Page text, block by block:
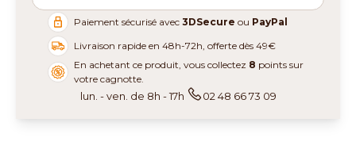
Paiement sécurisé avec3DSecure ou PayPal
Livraison rapide en 48h-72h, offerte dès 49€
En achetant ce produit, vous collectez 8 points sur
votre cagnotte.
lun. - ven. de 8h - 17h 02 48 66 73 09